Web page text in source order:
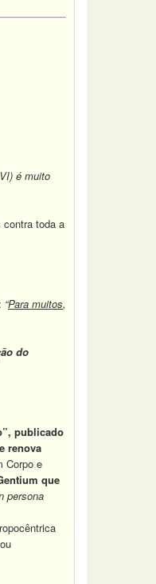
é muito
toda a
“Para muitos,
do
, publicado
renova
Corpo e
que
persona